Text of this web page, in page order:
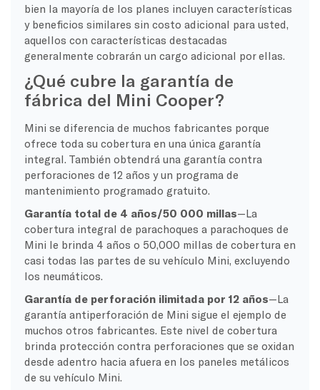
bien la mayoría de los planes incluyen características
y beneficios similares sin costo adicional para usted,
aquellos con características destacadas
generalmente cobrarán un cargo adicional por ellas.
¿Qué cubre la garantía de
fábrica del Mini Cooper?
Mini se diferencia de muchos fabricantes porque
ofrece toda su cobertura en una única garantía
integral. También obtendrá una garantía contra
perforaciones de 12 años y un programa de
mantenimiento programado gratuito.
Garantía total de 4 años/50 000 millas—La
cobertura integral de parachoques a parachoques de
Mini le brinda 4 años o 50,000 millas de cobertura en
casi todas las partes de su vehículo Mini, excluyendo
los neumáticos.
Garantía de perforación ilimitada por 12 años—La
garantía antiperforación de Mini sigue el ejemplo de
muchos otros fabricantes. Este nivel de cobertura
brinda protección contra perforaciones que se oxidan
desde adentro hacia afuera en los paneles metálicos
de su vehículo Mini.